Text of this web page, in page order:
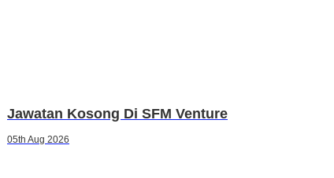
Jawatan Kosong Di SFM Venture
05th Aug 2026